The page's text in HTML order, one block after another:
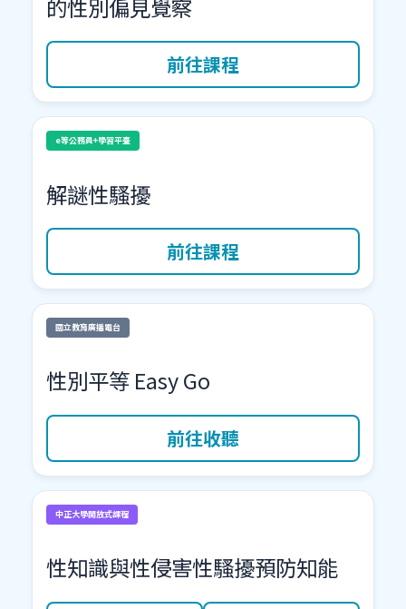
的性別偏見覺察
前往課程
e等公務員+學習平臺
解謎性騷擾
前往課程
國立教育廣播電台
性別平等 Easy Go
前往收聽
中正大學開放式課程
性知識與性侵害性騷擾預防知能